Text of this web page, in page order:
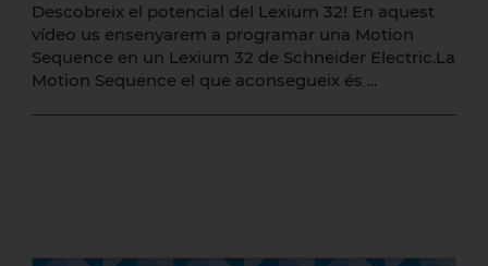
Descobreix el potencial del Lexium 32! En aquest
vídeo us ensenyarem a programar una Motion
Sequence en un Lexium 32 de Schneider Electric.La
Motion Sequence el que aconsegueix és ...